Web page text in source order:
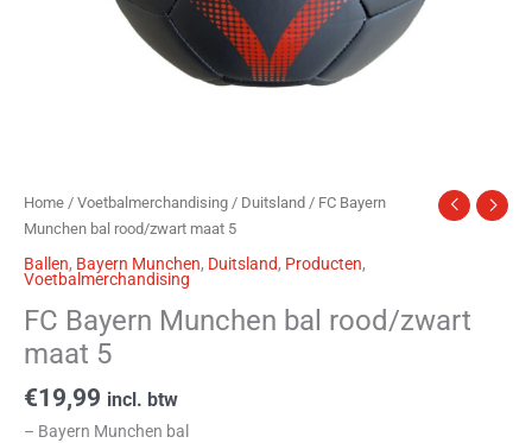
Home / Voetbalmerchandising / Duitsland / FC Bayern
Munchen bal rood/zwart maat 5
Ballen, Bayern Munchen, Duitsland, Producten,
Voetbalmerchandising
FC Bayern Munchen bal rood/zwart
maat 5
€19,99 incl. btw
– Bayern Munchen bal